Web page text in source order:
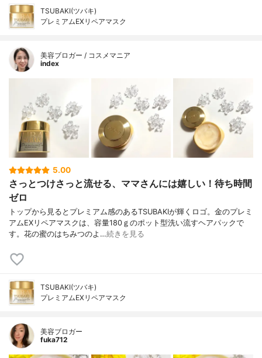
TSUBAKI(ツバキ)
プレミアムEXリペアマスク
美容ブロガー / コスメマニア
index
5.00
さっとつけさっと流せる、ママさんには嬉しい！待ち時間
ゼロ
トップから見るとプレミアム感のあるTSUBAKIが輝くロゴ。金のプレミ
アムEXリペアマスクは、容量180ｇのポット型洗い流すヘアパックで
す。花の蜜のはちみつのよ…続きを見る
TSUBAKI(ツバキ)
プレミアムEXリペアマスク
美容ブロガー
fuka712